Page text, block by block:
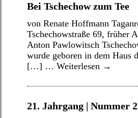
Bei Tschechow zum Tee
von Renate Hoffmann
Tschechowstraße 69, früher
Anton Pawlowitsch
wurde geboren in dem
[…] … Weiterlesen →
21. Jahrgang | Nummer